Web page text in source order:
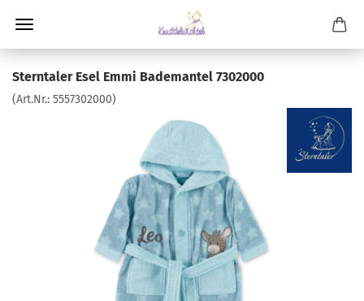
Sterntaler Esel Emmi Bademantel 7302000
(Art.Nr.: 5557302000)